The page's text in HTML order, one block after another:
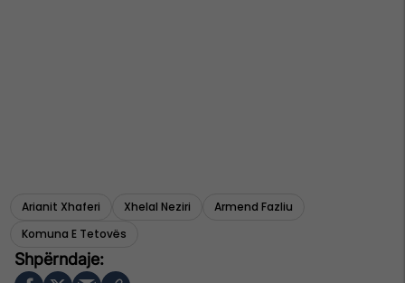
Arianit Xhaferi Xhelal Neziri
Armend Fazliu
Komuna E Tetovës